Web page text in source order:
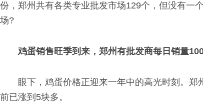
份，郑州共有各类专业批发市场129个，但没有一
场?
鸡蛋销售旺季到来，郑州有批发商每日销量
眼下，鸡蛋价格正迎来一年中的高光时刻。
前已涨到5块多。